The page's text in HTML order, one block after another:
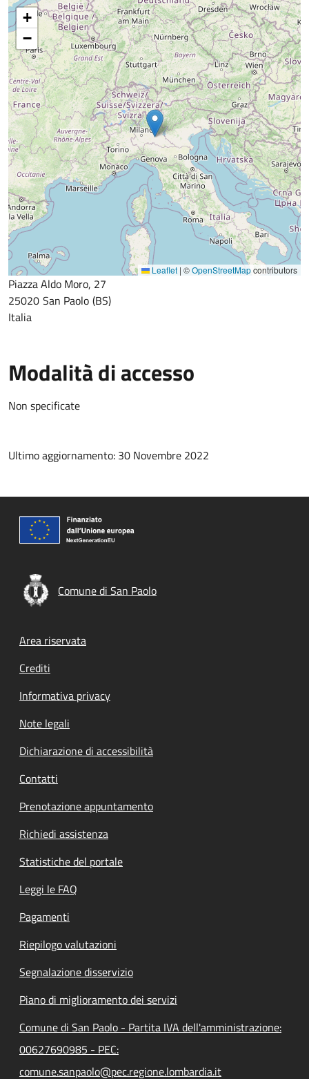
+
−
Leaflet | ©OpenStreetMapcontributors
Piazza Aldo Moro, 27
25020 San Paolo BS
Italia
Modalità di accesso
Non specificate
Ultimo aggiornamento: 30 Novembre 2022
Comune di San Paolo
Footer menu
Area riservata
Crediti
Informativa privacy
Note legali
Dichiarazione di accessibilità
Contatti
Prenotazione appuntamento
Richiedi assistenza
Statistiche del portale
Leggi le FAQ
Pagamenti
Riepilogo valutazioni
Segnalazione disservizio
Piano di miglioramento dei servizi
Comune di San Paolo - Partita IVA dell'amministrazione:
00627690985 - PEC:
comune.sanpaolo@pec.regione.lombardia.it